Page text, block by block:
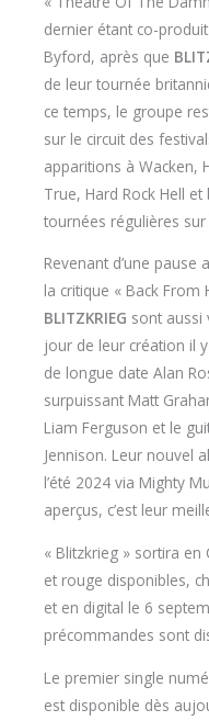
dernier étant co-
Byford, après que
de leur tournée
ce temps, le groupe
sur le circuit des
apparitions à Wacken,
True, Hard Rock Hell
tournées régulières
Revenant d’une
la critique « Back From
BLITZKRIEG sont aussi
jour de leur création il
de longue date Alan
surpuissant Matt
Liam Ferguson et le
Jennison. Leur nouvel
l’été 2024 via Mighty
aperçus, c’est leur
« Blitzkrieg » sortira en
et rouge disponibles,
et en digital le 6
précommandes sont
Le premier single
est disponible dès